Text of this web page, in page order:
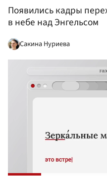
Появились кадры
в небе над Энгельсом
Сакина Нуриева